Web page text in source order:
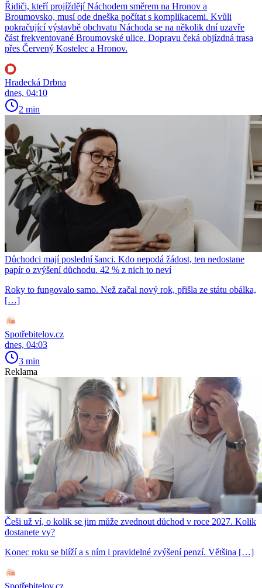
Řidiči, kteří projíždějí Náchodem směrem na Hronov a
Broumovsko, musí ode dneška počítat s komplikacemi. Kvůli
pokračující výstavbě obchvatu Náchoda se na několik dní uzavře
část frekventované Broumovské ulice. Dopravu čeká objízdná trasa
přes Červený Kostelec a Hronov.
Hradecká Drbna
dnes, 04:10
2 min
Důchodci mají poslední šanci. Kdo nepodá žádost, ten nedostane
papír o zvýšení důchodu. 42 % z nich to neví
Roky to fungovalo samo. Než začal nový rok, přišla ze státu obálka,
[…]
Spotřebitelov.cz
dnes, 04:03
3 min
Reklama
Češi už ví, o kolik se jim může zvednout důchod v roce 2027. Kolik
dostanete vy?
Konec roku se blíží a s ním i pravidelné zvýšení penzí. Většina […]
Spotřebitelov.cz